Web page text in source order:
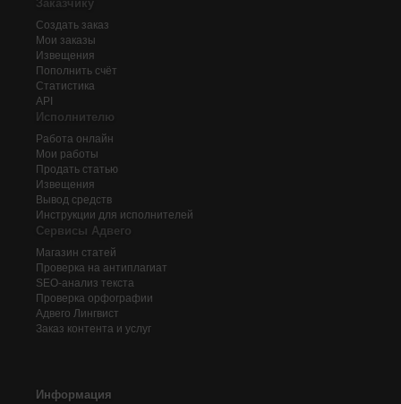
Заказчику
Создать заказ
Мои заказы
Извещения
Пополнить счёт
Статистика
API
Исполнителю
Работа онлайн
Мои работы
Продать статью
Извещения
Вывод средств
Инструкции для исполнителей
Сервисы Адвего
Магазин статей
Проверка на антиплагиат
SEO-анализ текста
Проверка орфографии
Адвего Лингвист
Заказ контента и услуг
Информация